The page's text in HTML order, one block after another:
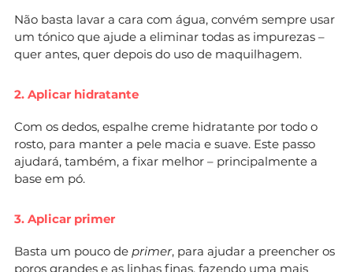
Não basta lavar a cara com água, convém sempre usar
um tónico que ajude a eliminar todas as impurezas –
quer antes, quer depois do uso de maquilhagem.
2. Aplicar hidratante
Com os dedos, espalhe creme hidratante por todo o
rosto, para manter a pele macia e suave. Este passo
ajudará, também, a fixar melhor – principalmente a
base em pó.
3. Aplicar primer
Basta um pouco de primer, para ajudar a preencher os
poros grandes e as linhas finas, fazendo uma mais